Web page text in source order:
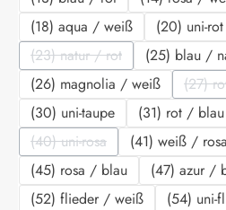
(18) aqua / weiß
(20) uni-rot
(23) natur / rot
(Diese Option ist zurzeit
(25) blau /
(26) magnolia / weiß
(27)
(30) uni-taupe (31) rot / blau
(40) uni-rosa
(Diese Option ist zurzeit
(41) weiß / rosa
(45) rosa / blau
(47) azur /
(52) flieder / weiß
(54) uni-